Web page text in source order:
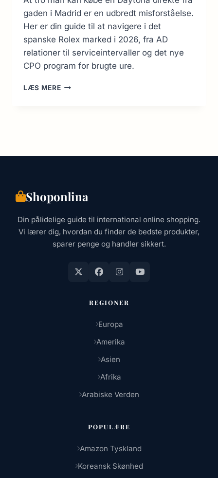
gaden i Madrid er en udbredt misforståelse.
Her er din guide til at navigere i det
spanske Rolex marked i 2026, fra AD
relationer til serviceintervaller og det nye
CPO program for brugte ure.
LÆS MEREKØB
TIL
Shoponlina
Din pålidelige guide til international online shopping.
Vi lærer dig, hvordan du finder de bedste produkter,
sparer penge og handler sikkert.
REGIONER
Europa
Amerika
Asien
Afrika
Arabiske Verden
POPULÆRE
Amazon Tyskland
Koreansk Skønhed